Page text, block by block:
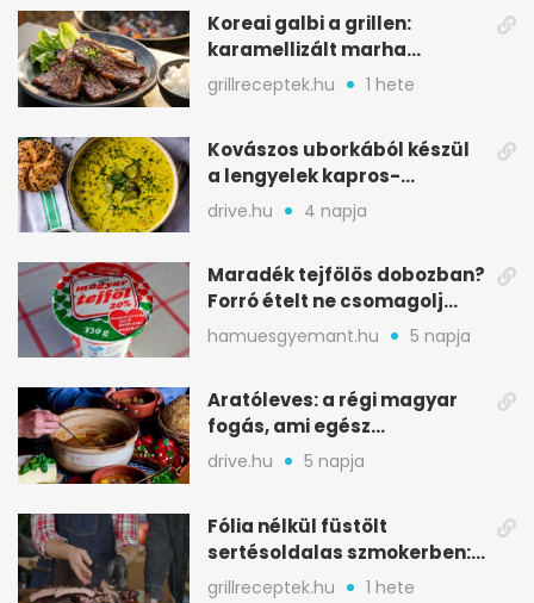
Koreai galbi a grillen:
karamellizált marha
rövidborda gyorsan
grillreceptek.hu 1 hete
Kovászos uborkából készül
a lengyelek kapros-
savanykás levese
drive.hu 4 napja
Maradék tejfölös dobozban?
Forró ételt ne csomagolj
ilyen tégelybe
hamuesgyemant.hu 5 napja
Aratóleves: a régi magyar
fogás, ami egész
csapatokat jóllakatott
drive.hu 5 napja
Fólia nélkül füstölt
sertésoldalas szmokerben:
ropogós bark, 6 óra
grillreceptek.hu 1 hete